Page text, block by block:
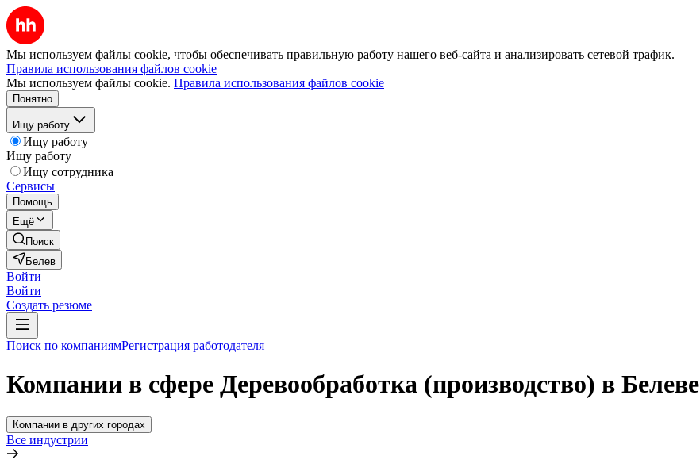
Мы используем файлы cookie, чтобы обеспечивать правильную работу нашего веб-сайта и анализировать сетевой трафик.
Правила использования файлов cookie
Мы используем файлы cookie. Правила использования файлов cookie
Понятно
Ищу работу
Ищу работу
Ищу работу
Ищу сотрудника
Сервисы
Помощь
Ещё
Поиск
Белев
Войти
Войти
Создать резюме
Поиск по компаниямРегистрация работодателя
Компании в сфере Деревообработка (производство) в Белеве
Компании в других городах
Все индустрии